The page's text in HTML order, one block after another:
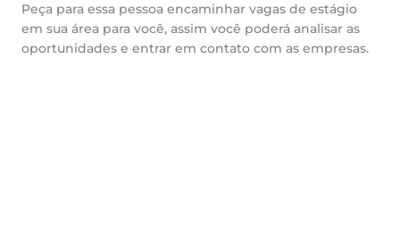
Peça para essa pessoa encaminhar vagas de estágio
em sua área para você, assim você poderá analisar as
oportunidades e entrar em contato com as empresas.